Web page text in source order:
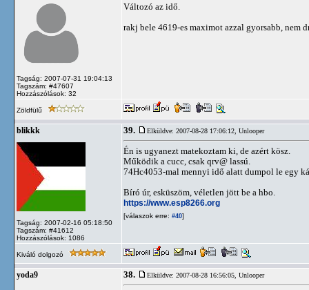
Tagság: 2007-07-31 19:04:13
Tagszám: #47607
Hozzászólások: 32
Változó az idő.
rakj bele 4619-es maximot azzal gyorsabb, nem
Zöldfülű
blikkk
Tagság: 2007-02-16 05:18:50
Tagszám: #41612
Hozzászólások: 1086
39. Elküldve: 2007-08-28 17:06:12, Unlooper
Én is ugyanezt matekoztam ki, de azért kösz.
Működik a cucc, csak qrv@ lassú.
74Hc4053-mal mennyi idő alatt dumpol le egy
Bíró úr, esküszöm, véletlen jött be a hbo.
https://www.esp8266.org
[válaszok erre: #40]
Kiváló dolgozó
yoda9 38. Elküldve: 2007-08-28 16:56:05, Unlooper